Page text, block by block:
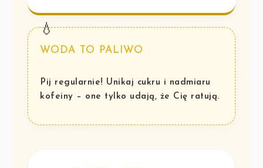
💧
WODA TO PALIWO
Pij regularnie! Unikaj cukru i nadmiaru
kofeiny – one tylko udają, że Cię ratują.